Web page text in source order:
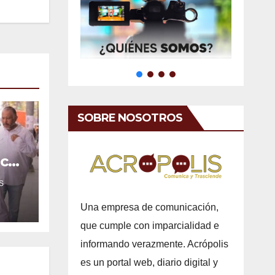
SOBRE NOSOTROS
Una empresa de comunicación,
que cumple con imparcialidad e
informando verazmente. Acrópolis
es un portal web, diario digital y